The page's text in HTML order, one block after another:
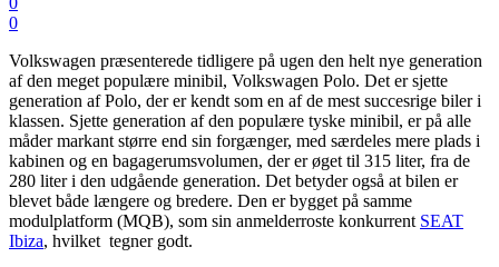
0
Volkswagen præsenterede tidligere på ugen den helt nye generation
af den meget populære minibil, Volkswagen Polo. Det er sjette
generation af Polo, der er kendt som en af de mest succesrige biler i
klassen. Sjette generation af den populære tyske minibil, er på alle
måder markant større end sin forgænger, med særdeles mere plads i
kabinen og en bagagerumsvolumen, der er øget til 315 liter, fra de
280 liter i den udgående generation. Det betyder også at bilen er
blevet både længere og bredere. Den er bygget på samme
modulplatform (MQB), som sin anmelderroste konkurrent SEAT
Ibiza, hvilket tegner godt.